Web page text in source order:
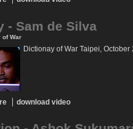
- Sam de Silva
of War
Dictionay of War Taipei, October
download video